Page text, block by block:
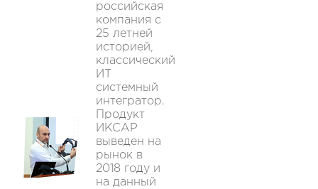
российская
компания с
25 летней
историей,
классический
ИТ
системный
интегратор.
Продукт
ИКСАР
выведен на
рынок в
2018 году и
на данный